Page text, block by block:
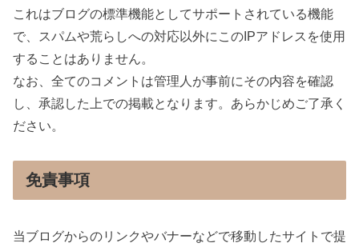
これはブログの標準機能としてサポートされている機能
で、スパムや荒らしへの対応以外にこのIPアドレスを使用
することはありません。
なお、全てのコメントは管理人が事前にその内容を確認
し、承認した上での掲載となります。あらかじめご了承く
ださい。
免責事項
当ブログからのリンクやバナーなどで移動したサイトで提